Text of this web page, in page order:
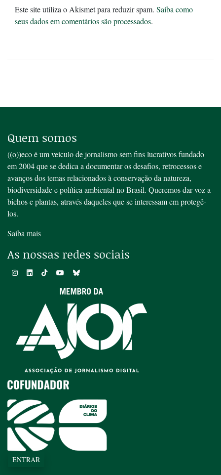
Este site utiliza o Akismet para reduzir spam. Saiba como
seus dados em comentários são processados.
Quem somos
((o))eco é um veículo de jornalismo sem fins lucrativos fundado
em 2004 que se dedica a documentar os desafios, retrocessos e
avanços dos temas relacionados à conservação da natureza,
biodiversidade e política ambiental no Brasil. Queremos dar voz a
bichos e plantas, através daqueles que se interessam em protegê-
los.
Saiba mais
As nossas redes sociais
ENTRAR